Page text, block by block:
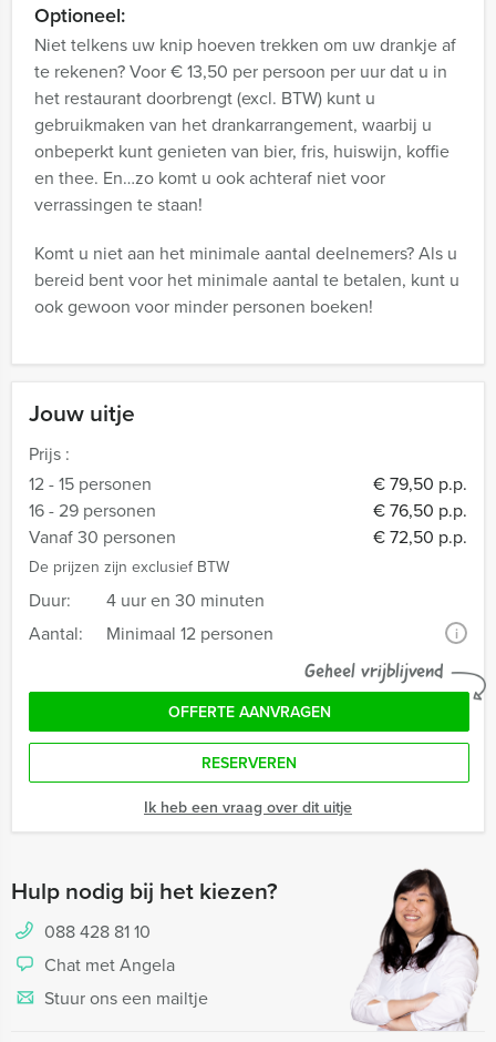
Jouw uitje
Prijs :
12 - 15 personen
€ 79,50 p.p.
16 - 29 personen
€ 76,50 p.p.
Vanaf 30 personen
€ 72,50 p.p.
De prijzen zijn exclusief BTW
Duur:
4 uur en 30 minuten
Aantal:
Minimaal 12 personen i
Geheel vrijblijvend
OFFERTE AANVRAGEN
RESERVEREN
Ik heb een vraag over dit uitje
Hulp nodig bij het kiezen?
088 428 81 10
Chat met Angela
Stuur ons een mailtje
Optioneel:
Niet telkens uw knip hoeven trekken om uw drankje af
te rekenen? Voor € 13,50 per persoon per uur dat u in
het restaurant doorbrengt (excl. BTW) kunt u
gebruikmaken van het drankarrangement, waarbij u
onbeperkt kunt genieten van bier, fris, huiswijn, koffie
en thee. En…zo komt u ook achteraf niet voor
verrassingen te staan!
Komt u niet aan het minimale aantal deelnemers? Als u
bereid bent voor het minimale aantal te betalen, kunt u
ook gewoon voor minder personen boeken!